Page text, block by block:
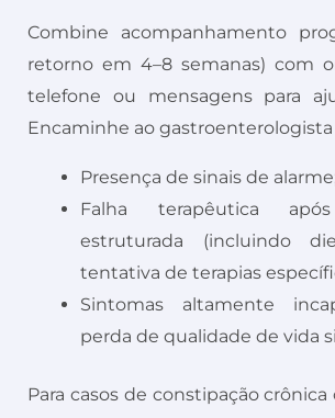
Combine acompanhamento
retorno em 4–8 semanas) com
telefone ou mensagens para
Encaminhe ao
Presença de sinais de
Falha terapêutica
estruturada (incluindo
tentativa de terapias
Sintomas altamente
perda de qualidade de vida
Para casos de constipação